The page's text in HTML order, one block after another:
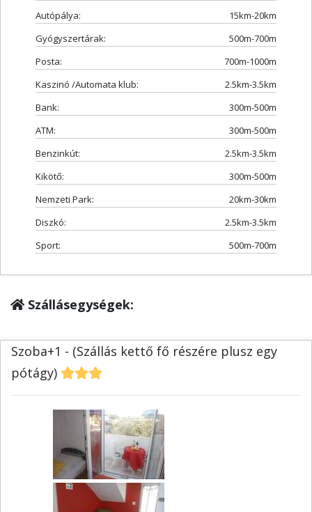
Autópálya:
15km-20km
Gyógyszertárak:
500m-700m
Posta:
700m-1000m
Kaszinó /Automata klub:
2.5km-3.5km
Bank:
300m-500m
ATM:
300m-500m
Benzinkút:
2.5km-3.5km
Kikötő:
300m-500m
Nemzeti Park:
20km-30km
Diszkó:
2.5km-3.5km
Sport:
500m-700m
Szállásegységek:
Szoba+1 - (Szállás kettő fő részére plusz egy
pótágy)